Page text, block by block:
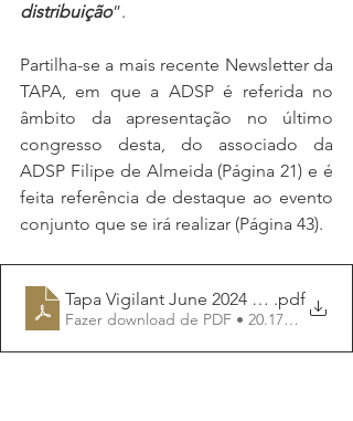
distribuição”.
Partilha-se a mais recente Newsletter da
TAPA, em que a ADSP é referida no
âmbito da apresentação no último
congresso desta, do associado da
ADSP Filipe de Almeida (Página 21) e é
feita referência de destaque ao evento
conjunto que se irá realizar (Página 43).
Tapa Vigilant June 2024 V1- .pdf
Fazer download de PDF • 20.17MB